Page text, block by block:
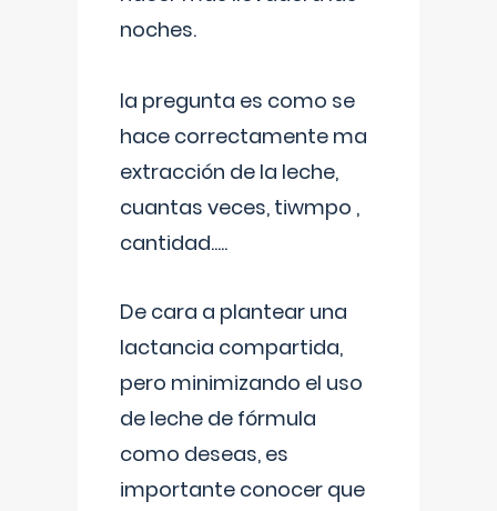
noches.
la pregunta es como se
hace correctamente ma
extracción de la leche,
cuantas veces, tiwmpo ,
cantidad.....
De cara a plantear una
lactancia compartida,
pero minimizando el uso
de leche de fórmula
como deseas, es
importante conocer que